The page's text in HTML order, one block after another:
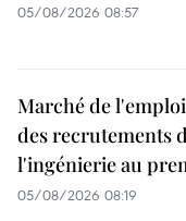
05/08/2026 08:57
Marché de
des recrutements
l'ingénierie au
05/08/2026 08:19